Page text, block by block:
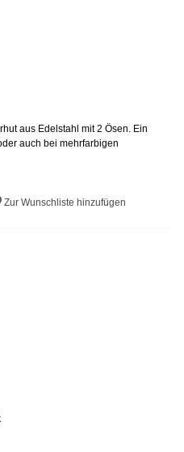
aus Edelstahl mit 2 Ösen. Ein
auch bei mehrfarbigen
Zur Wunschliste hinzufügen